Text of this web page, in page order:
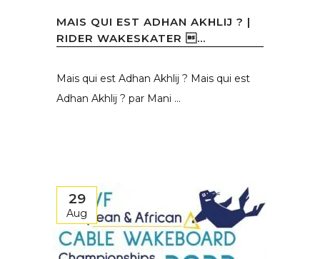
MAIS QUI EST ADHAN AKHLIJ ? |
RIDER WAKESKATER ...
Mais qui est Adhan Akhlij ? Mais qui est
Adhan Akhlij ? par Mani ...
29
Aug